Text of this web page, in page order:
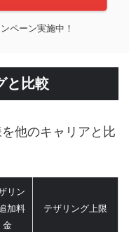
ペーン実施中！
と比較
他のキャリアと比
リン
加料
金
テザリング上限